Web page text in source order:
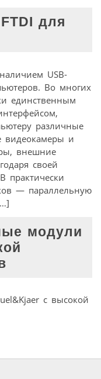
для
USB-
Во многих
единственным
различные
видеокамеры и
внешние
своей
практически
— параллельную
модули
с высокой